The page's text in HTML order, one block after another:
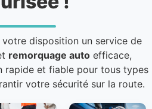
disposition un service de
remorquage auto efficace,
rapide et fiable pour tous types
votre sécurité sur la route.